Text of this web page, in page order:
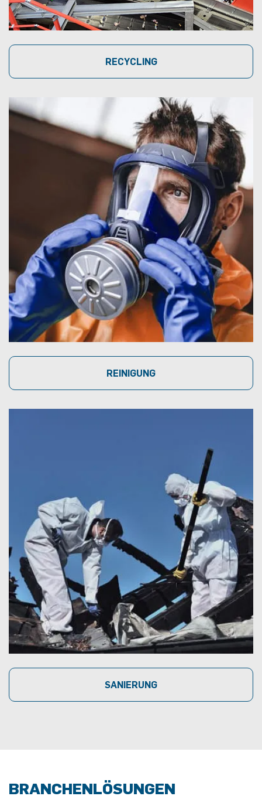
RECYCLING
REINIGUNG
SANIERUNG
BRANCHENLÖSUNGEN